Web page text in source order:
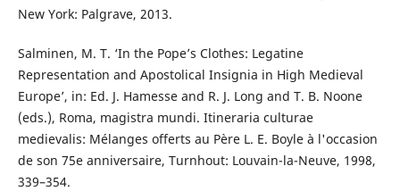
New York: Palgrave, 2013.
Salminen, M. T. ‘In the Pope’s Clothes: Legatine
Representation and Apostolical Insignia in High Medieval
Europe’, in: Ed. J. Hamesse and R. J. Long and T. B. Noone
(eds.), Roma, magistra mundi. Itineraria culturae
medievalis: Mélanges offerts au Père L. E. Boyle à l'occasion
de son 75e anniversaire, Turnhout: Louvain-la-Neuve, 1998,
339–354.